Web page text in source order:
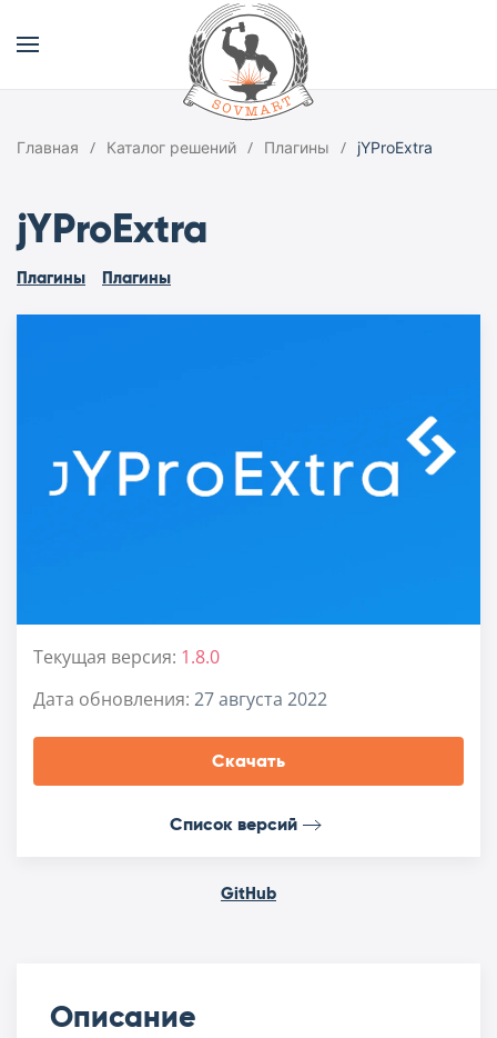
Главная Каталог решений Плагины jYProExtra
jYProExtra
Плагины Плагины
Текущая версия: 1.8.0
Дата обновления: 27 августа 2022
Скачать
Список версий
GitHub
Описание